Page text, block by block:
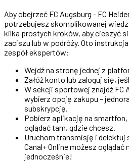
Aby obejrzeć FC Augsburg - FC
potrzebujesz skomplikowanej
kilka prostych kroków, aby cieszyć
zaciszu lub w podróży. Oto
zespół ekspertów:
Wejdź na stronę jednej z
Załóż konto lub zaloguj się,
W sekcji sportowej znajdź FC
wybierz opcję zakupu –
subskrypcję.
Pobierz aplikację na smartfon,
oglądać tam, gdzie chcesz.
Uruchom transmisję i delektuj
Canal+ Online możesz oglądać
jednocześnie!